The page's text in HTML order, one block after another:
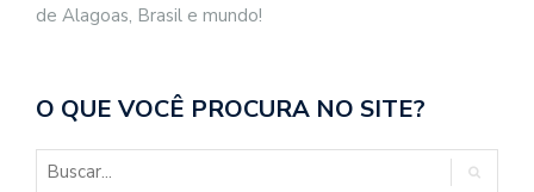
de Alagoas, Brasil e mundo!
O QUE VOCÊ PROCURA NO SITE?